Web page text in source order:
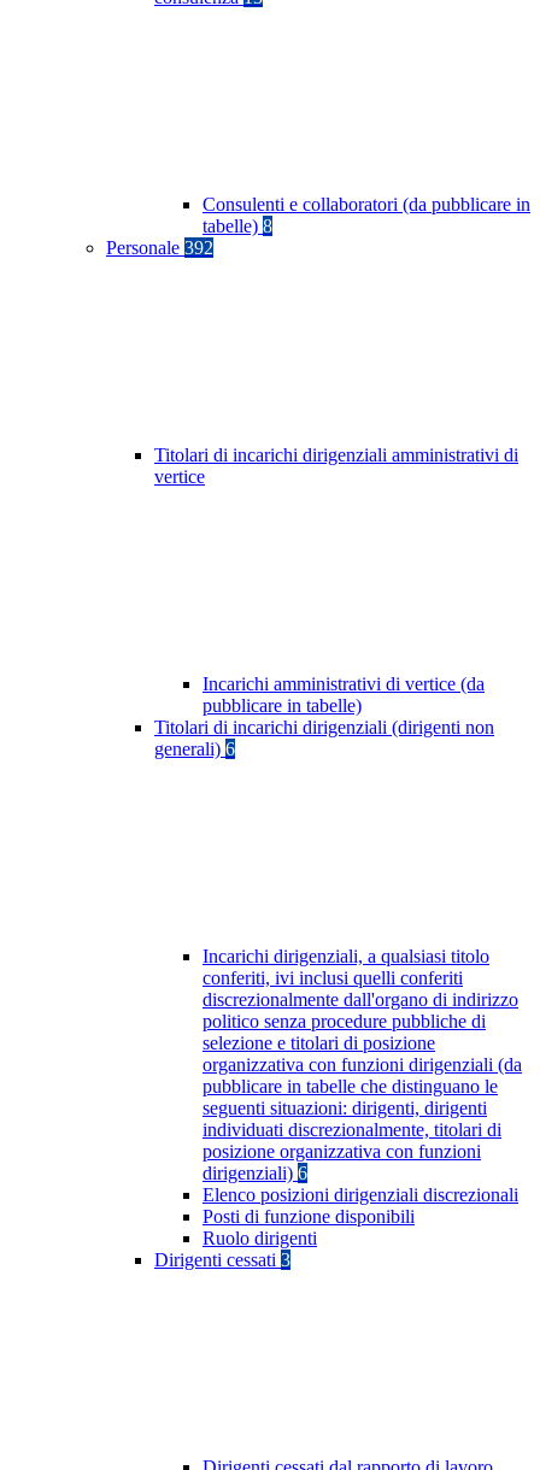
Consulenti e collaboratori (da pubblicare in
tabelle) 8
Personale 392
Titolari di incarichi dirigenziali amministrativi di
vertice
Incarichi amministrativi di vertice (da
pubblicare in tabelle)
Titolari di incarichi dirigenziali (dirigenti non
generali) 6
Incarichi dirigenziali, a qualsiasi titolo
conferiti, ivi inclusi quelli conferiti
discrezionalmente dall'organo di indirizzo
politico senza procedure pubbliche di
selezione e titolari di posizione
organizzativa con funzioni dirigenziali (da
pubblicare in tabelle che distinguano le
seguenti situazioni: dirigenti, dirigenti
individuati discrezionalmente, titolari di
posizione organizzativa con funzioni
dirigenziali) 6
Elenco posizioni dirigenziali discrezionali
Posti di funzione disponibili
Ruolo dirigenti
Dirigenti cessati 3